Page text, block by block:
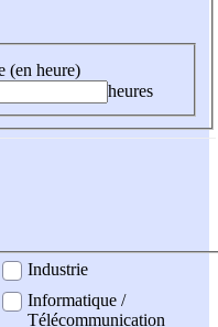
(en heure)
heures
Industrie
Informatique /
Télécommunication